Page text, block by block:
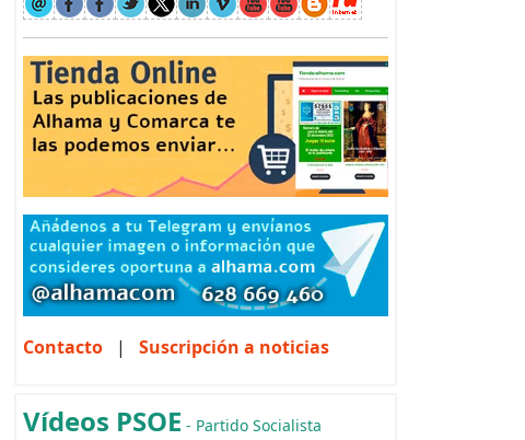
Contacto | Suscripción a noticias
Vídeos PSOE - Partido Socialista